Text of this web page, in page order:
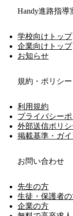
Handy進路指導
学校向けトップ
企業向けトップ
お知らせ
規約・ポリシー
利用規約
プライバシー
外部送信ポリシ
掲載基準・ガ
お問い合わせ
先生の方
生徒・保護者
企業の方